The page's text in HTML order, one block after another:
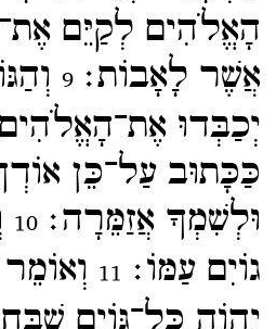
הָאֱלֹהִים לְקַיֵּם
אֲשֶׁר לָאָבוֹת׃9
יְכַבְּדוּ
כַּכָּתוּב עַל־​כֵּן
וּלְשִׁמְךָ אֲזַמֵּרָה׃10
גוֹיִם עַמּוֹ׃ 11
יְהוָֹה כָּל־​גּוֹיִם